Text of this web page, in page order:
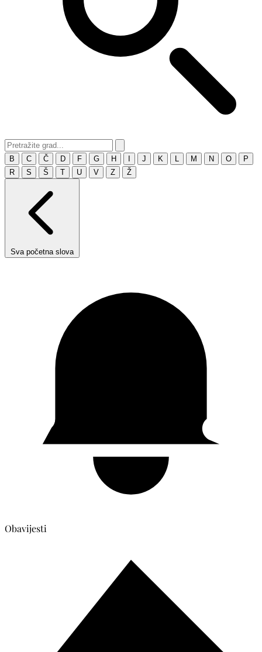
B C Č D F G H J K M N O
P
R
S Š T U V Z Ž
Sva početna slova
Obavijesti